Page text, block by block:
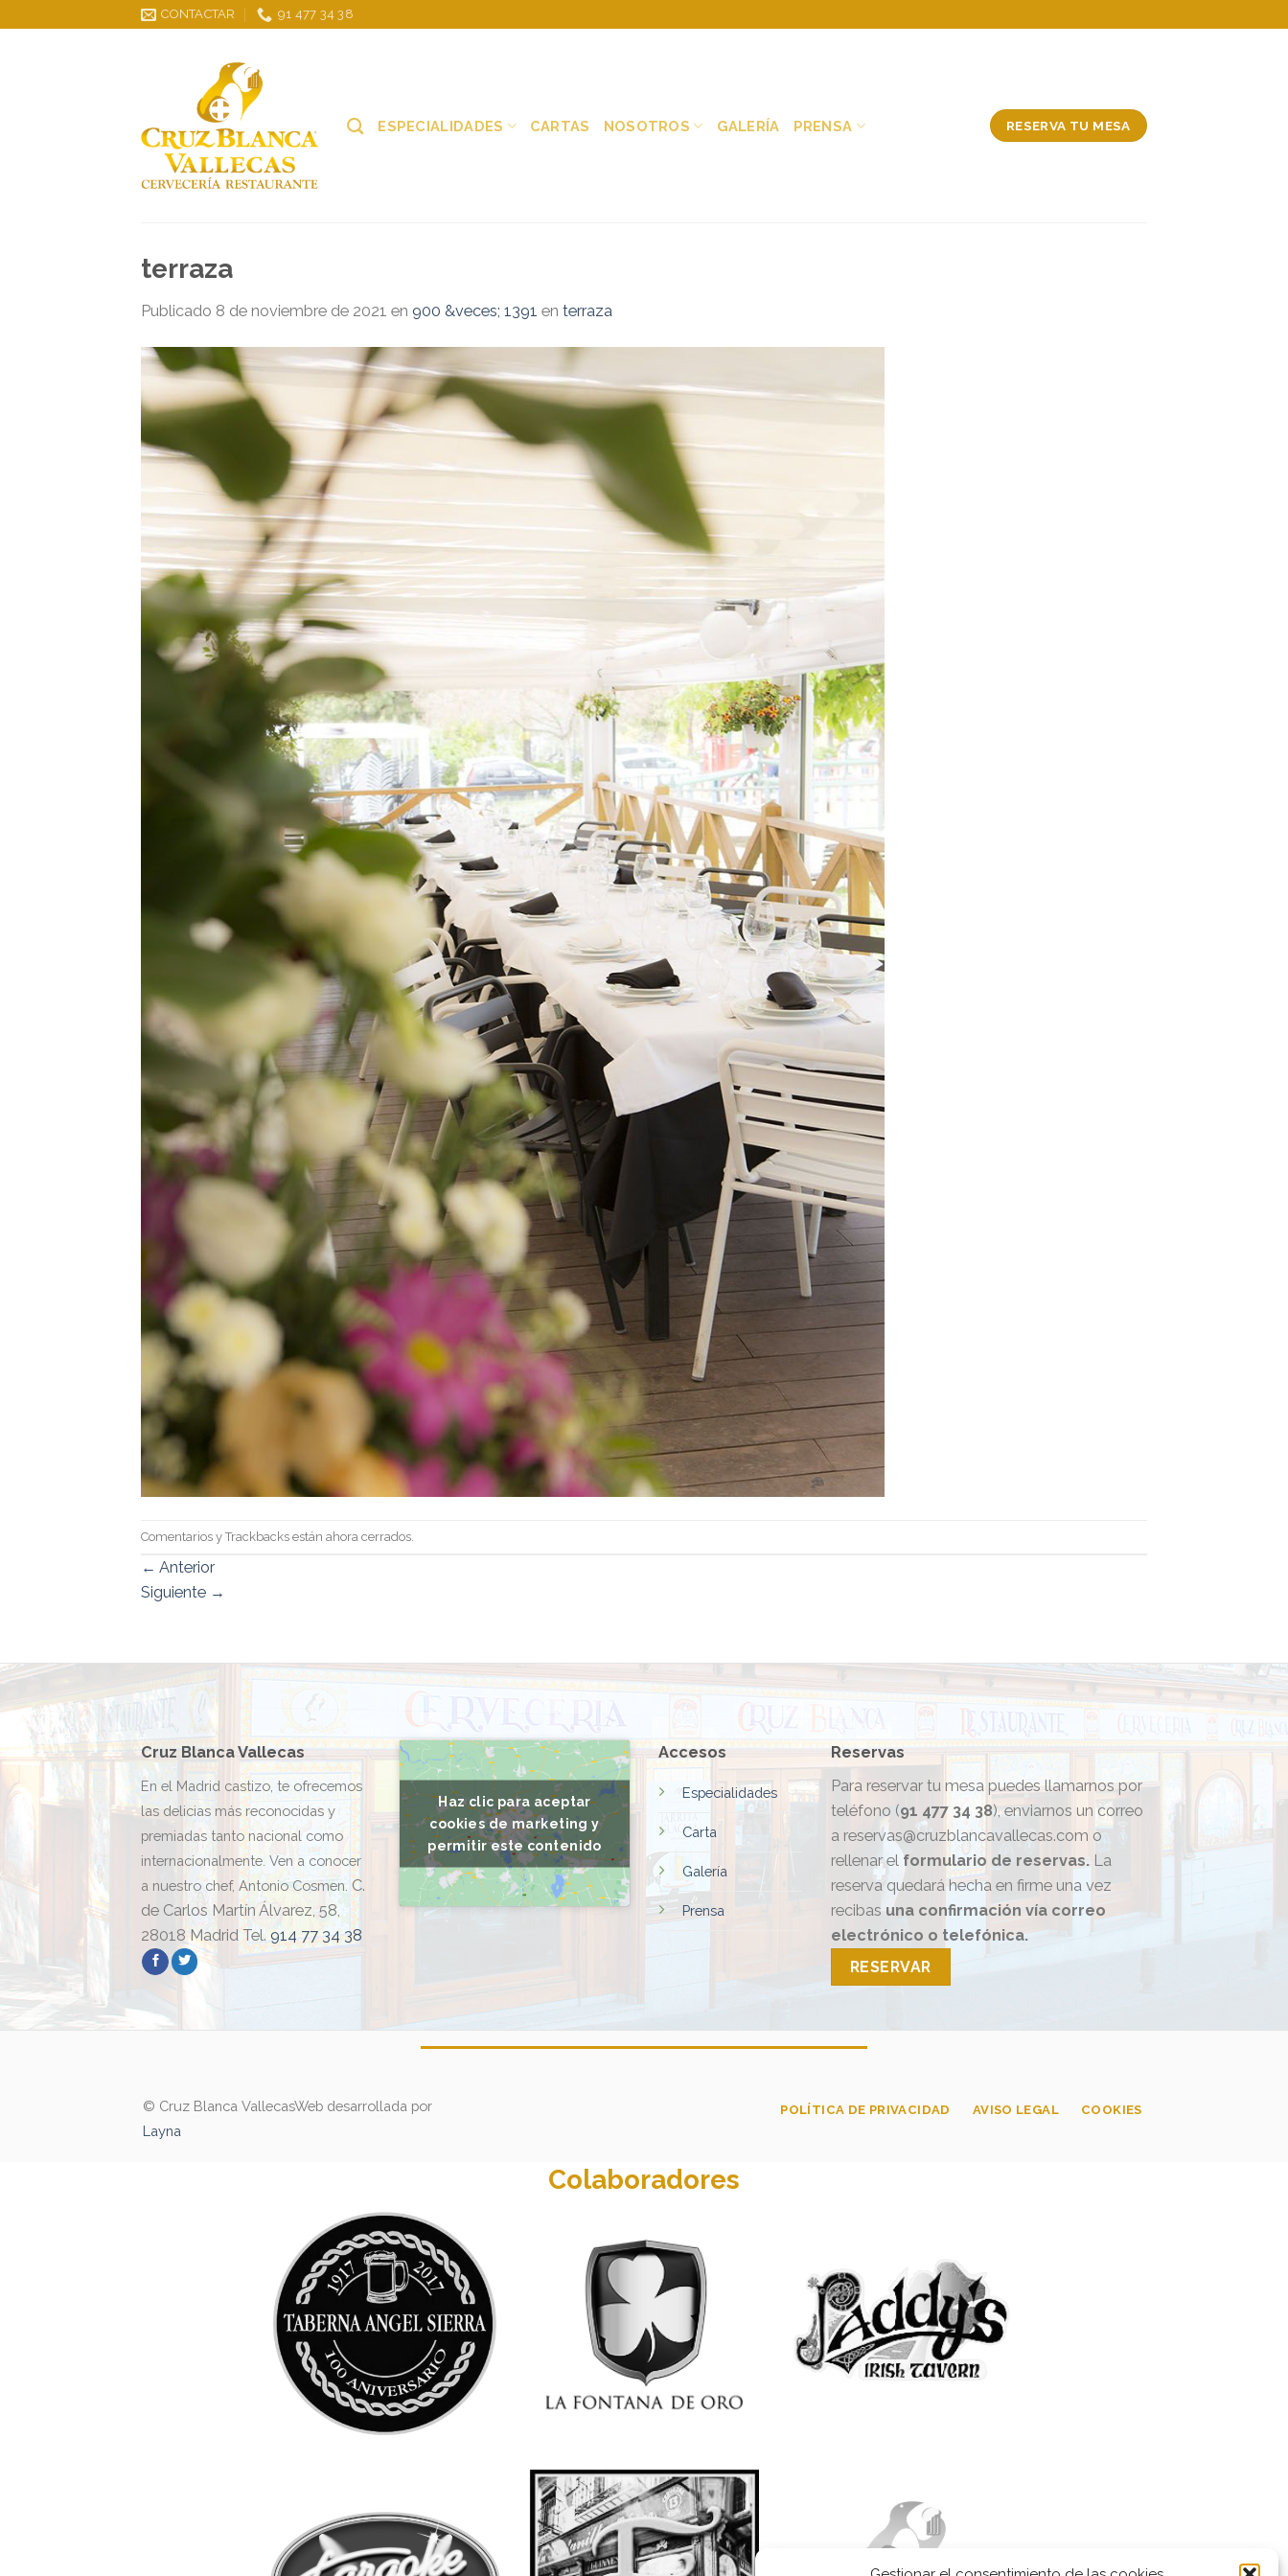
CONTACTAR 91 477 34 38
ESPECIALIDADES CARTAS NOSOTROS GALERÍA PRENSA RESERVA TU MESA
terraza
Publicado 8 de noviembre de 2021 en 900 &veces; 1391 en terraza
Comentarios y Trackbacks están ahora cerrados.
← Anterior
Siguiente →
Cruz Blanca Vallecas
En el Madrid castizo, te ofrecemos
las delicias más reconocidas y
premiadas tanto nacional como
internacionalmente. Ven a conocer
a nuestro chef, Antonio Cosmen. C.
de Carlos Martín Álvarez, 58,
28018 Madrid Tel. 914 77 34 38
Haz clic para aceptar
cookies de marketing y
permitir este contenido
Accesos
Especialidades
Carta
Galería
Prensa
Reservas
Para reservar tu mesa puedes llamarnos por
teléfono (91 477 34 38), enviarnos un correo
a reservas@cruzblancavallecas.com o
rellenar el formulario de reservas. La
reserva quedará hecha en firme una vez
recibas una confirmación vía correo
electrónico o telefónica.
RESERVAR
© Cruz Blanca VallecasWeb desarrollada por
Layna
POLÍTICA DE PRIVACIDAD AVISO LEGAL COOKIES
Colaboradores